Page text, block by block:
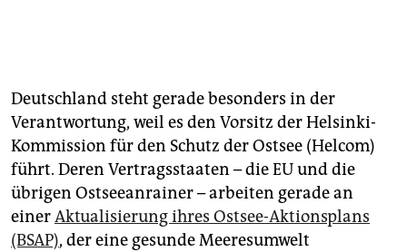
Deutschland steht gerade besonders in der
Verantwortung, weil es den Vorsitz der Helsinki-
Kommission für den Schutz der Ostsee (Helcom)
führt. Deren Vertragsstaaten – die EU und die
übrigen Ostseeanrainer – arbeiten gerade an
einerAktualisierung ihres Ostsee-Aktionsplans
(BSAP), der eine gesunde Meeresumwelt